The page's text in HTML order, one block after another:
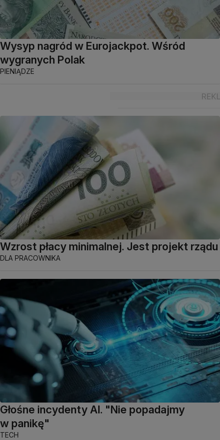
Wysyp nagród w Eurojackpot. Wśród
wygranych Polak
PIENIĄDZE
Wzrost płacy minimalnej. Jest projekt rządu
DLA PRACOWNIKA
Głośne incydenty AI. "Nie popadajmy
w panikę"
TECH